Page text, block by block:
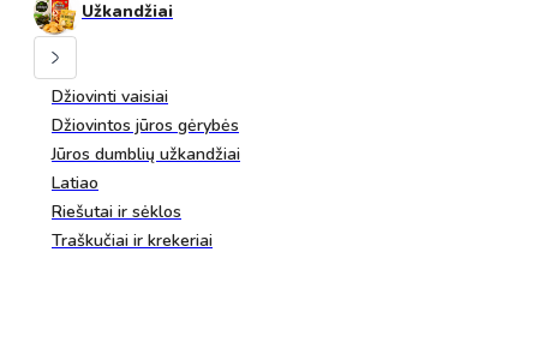
Užkandžiai
Džiovinti vaisiai
Džiovintos jūros gėrybės
Jūros dumblių užkandžiai
Latiao
Riešutai ir sėklos
Traškučiai ir krekeriai